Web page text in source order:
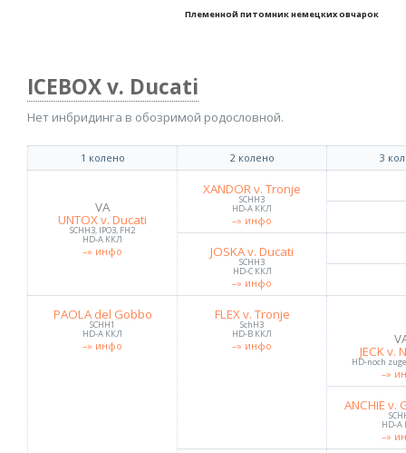
ICEBOX v. Ducati
Племенной питомник немецких овчарок
Нет инбридинга в обозримой родословной.
1 колено 2 колено 3
VA
UNTOX v. Ducati
SCHH3, IPO3, FH2
HD-A ККЛ
–» инфо
XANDOR v. Tronje
SCHH3
HD-A ККЛ
–» инфо
JOSKA v. Ducati
SCHH3
HD-C ККЛ
–» инфо
PAOLA del Gobbo
SCHH1
HD-A ККЛ
–» инфо
FLEX v. Tronje
SchH3
HD-B ККЛ
–» инфо JECK v.
HD-noch
–»
ANCHIE v.
HD-
–»